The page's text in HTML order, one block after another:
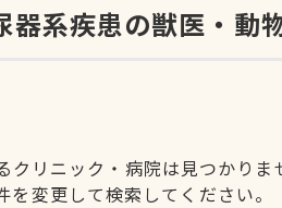
系疾患の獣医・動
クリニック・病院は見つかりま
を変更して検索してください。